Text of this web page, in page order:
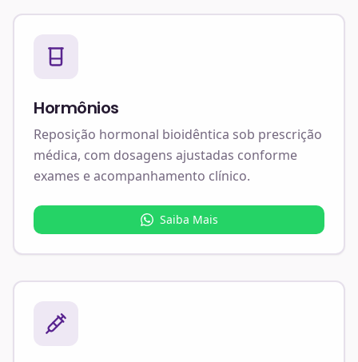
Hormônios
Reposição hormonal bioidêntica sob prescrição
médica, com dosagens ajustadas conforme
exames e acompanhamento clínico.
Saiba Mais